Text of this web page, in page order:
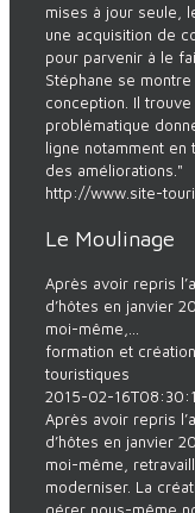
mises à jour seule,
une acquisition de
pour parvenir à le
Stéphane se
conception. Il
problématique
ligne notamment
des améliorations."
http://www.site-
Le Moulinage
Après avoir repris
d’hôtes en janvier
moi-même,...
formation et
touristiques
2015-02-
Après avoir repris
d’hôtes en janvier
moi-même,
moderniser. La